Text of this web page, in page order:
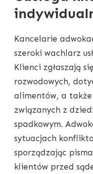
Kancelarie
szeroki wachlarz
Klienci zgłaszają
rozwodowych,
alimentów, a
związanych z
spadkowym.
sytuacjach
sporządzając
klientów przed